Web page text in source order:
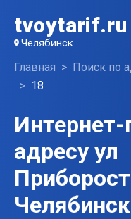
tvoytarif.ru
Челябинск
Главная Поиск по
18
адресу ул